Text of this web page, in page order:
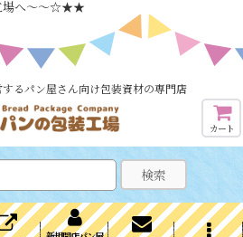
場へ～～☆★★
るパン屋さん向け包装資材の専門店
カート
検索